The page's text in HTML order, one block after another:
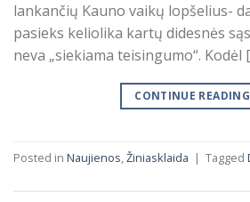
lankančių Kauno vaikų lopšelius-
pasieks keliolika kartų didesnės
neva „siekiama teisingumo“. Kodėl
CONTINUE READING
Posted in Naujienos,Žiniasklaida | Tagged